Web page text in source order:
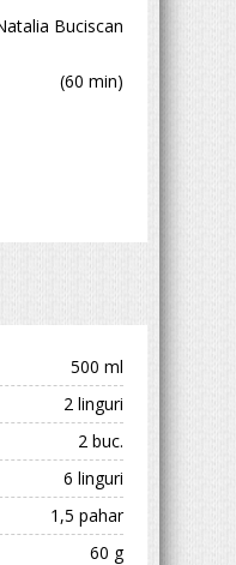
Buciscan
(60 min)
500 ml
2 linguri
2 buc.
6 linguri
1,5 pahar
60 g